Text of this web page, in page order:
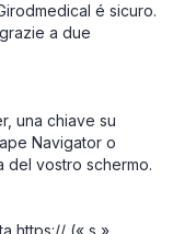
é sicuro.
a due
una chiave su
Navigator o
del vostro schermo.
https:// (« s »